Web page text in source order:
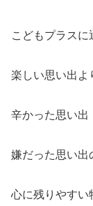
こどもプラス
楽しい思い出よ
辛かった思い出
嫌だった思い出
心に残りやすい